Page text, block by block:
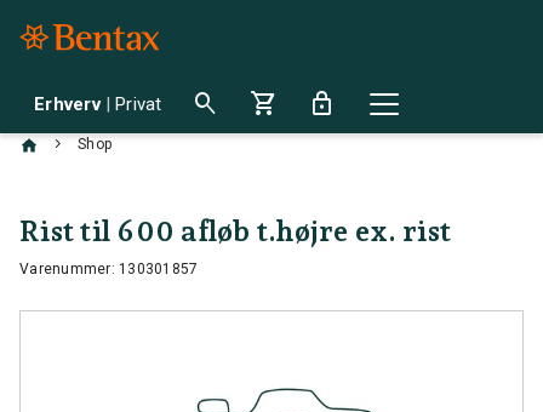
Erhverv | Privat search shopping_cart lock
chevron_right Shop
Rist til 600 afløb t.højre ex. rist
Varenummer: 130301857